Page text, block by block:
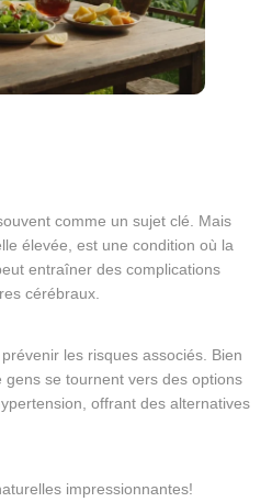
comme un sujet clé. Mais
élevée, est une condition où la
entraîner des complications
cérébraux.
les risques associés. Bien
se tournent vers des options
offrant des alternatives
impressionnantes!